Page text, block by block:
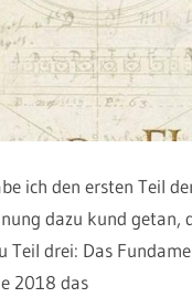
ich den ersten Teil
dazu kund getan,
Teil drei: Das
2018 das